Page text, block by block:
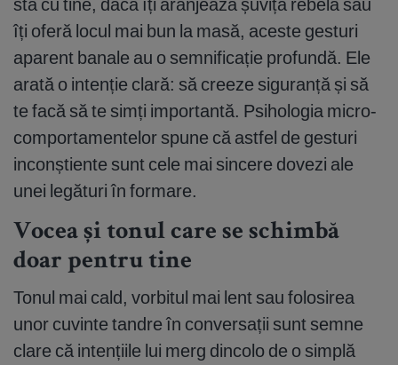
îți oferă locul mai bun la masă, aceste gesturi
aparent banale au o semnificație profundă. Ele
arată o intenție clară: să creeze siguranță și să
te facă să te simți importantă. Psihologia micro-
comportamentelor spune că astfel de gesturi
inconștiente sunt cele mai sincere dovezi ale
unei legături în formare.
Vocea și tonul care se schimbă
doar pentru tine
Tonul mai cald, vorbitul mai lent sau folosirea
unor cuvinte tandre în conversații sunt semne
clare că intențiile lui merg dincolo de o simplă